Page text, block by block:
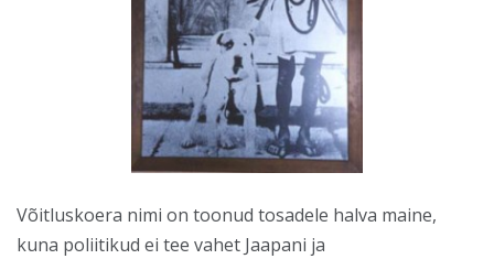
Võitluskoera nimi on toonud tosadele halva maine,
kuna poliitikud ei tee vahet Jaapani ja